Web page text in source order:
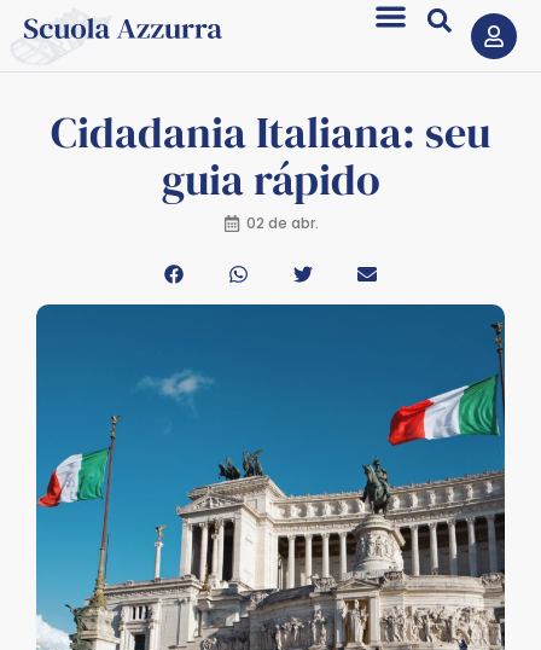
Cidadania Italiana: seu
guia rápido
02 de abr.